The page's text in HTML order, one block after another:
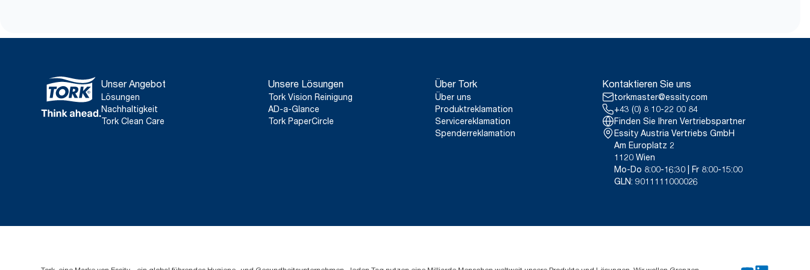
abdecken, kombiniert mit Nutzungsdaten. Da es sich bei diesen Daten um einen
Systemdurchschnitt handelt, sind sie nicht für die CO2-Berichterstattung für spezielle Artikel und
einen speziellen Verbrauch gedacht.
Unser Angebot
Lösungen
Nachhaltigkeit
Tork Clean Care
Unsere Lösungen
Tork Vision Reinigung
AD-a-Glance
Tork PaperCircle
Über Tork
Über uns
Produktreklamation
Servicereklamation
Spenderreklamation
Kontaktieren Sie uns
torkmaster@essity.com
+43 (0) 8 10-22 00 84
Finden Sie Ihren Vertriebspartner
Essity Austria Vertriebs GmbH
Am Europlatz 2
1120 Wien
Mo-Do 8:00-16:30 | Fr 8:00-15:00
GLN: 9011111000026